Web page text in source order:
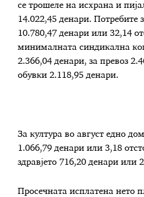
се трошеле на исхрана и
14.022,45 денари. Потребите
10.780,47 денари или 32,14
минималната синдикална
2.366,04 денари, за превоз
обувки 2.118,95 денари.
За култура во август едно
1.066,79 денари или 3,18
здравјето 716,20 денари или
Просечната исплатена нето